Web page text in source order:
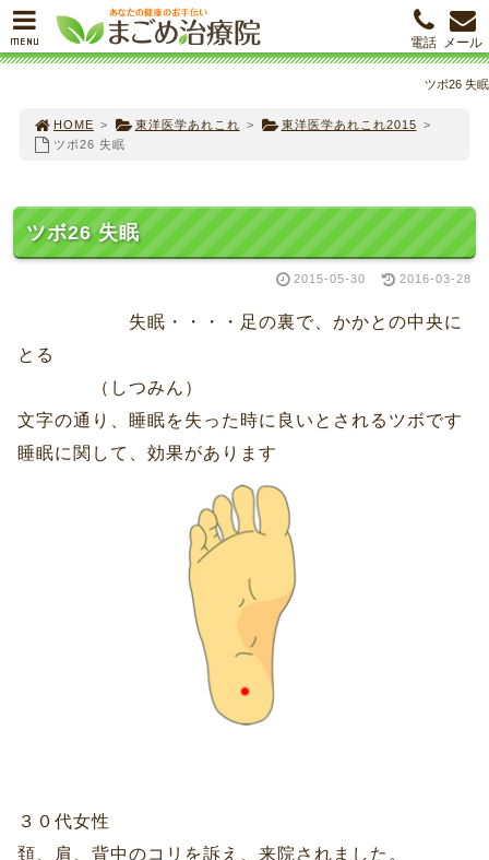
ツボ26 失眠
HOME > 東洋医学あれこれ > 東洋医学あれこれ2015 >
ツボ26 失眠
ツボ26 失眠
2015-05-30 2016-03-28
失眠・・・・足の裏で、かかとの中央に
とる
（しつみん）
文字の通り、睡眠を失った時に良いとされるツボです
睡眠に関して、効果があります
３０代女性
頚、肩、背中のコリを訴え、来院されました。
MENU メール
電話